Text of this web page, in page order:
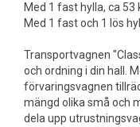
Med 1 fast hylla, ca 53
Med 1 fast och 1 lös
Transportvagnen
och ordning i din hall.
förvaringsvagnen
mängd olika små och
dela upp